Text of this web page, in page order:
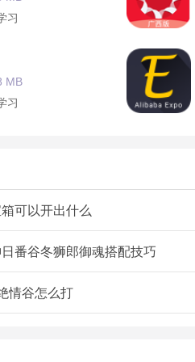
习
MB
习
习
可以开出什么
番谷冬狮郎御魂搭配技巧
情谷怎么打